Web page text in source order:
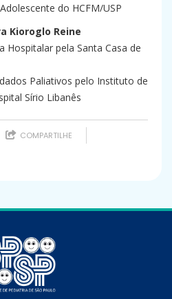
do HCFM/USP
Kioroglo Reine
Hospitalar pela Santa Casa de
Paliativos pelo Instituto de
Sírio Libanês
COMPARTILHE